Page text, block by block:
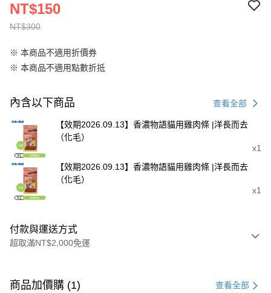
NT$300
NT$150
※ 本商品不適用折價券
※ 本商品不適用點數折抵
內含以下商品 查看全部
【效期2026.09.13】香濃物語貓用雞肉條 |洋長而去
（化毛）
x1
【效期2026.09.13】香濃物語貓用雞肉條 |洋長而去
（化毛）
x1
付款與運送方式
超取滿NT$2,000免運
信用卡一次付款
商品加價購 (1) 查看全部